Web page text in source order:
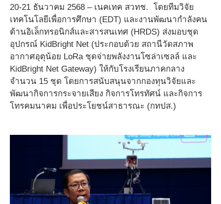
20-21 ธันวาคม 2568 – เนคเทค สวทช. โดยทีมวิจัย
เทคโนโลยีเพื่อการศึกษา (EDT) และงานพัฒนากำลังคน
ด้านอิเล็กทรอนิกส์และสารสนเทศ (HRDS) ส่งมอบชุด
อุปกรณ์ KidBright Net (ประกอบด้วย สถานีวัดสภาพ
อากาศอุตุน้อย LoRa ชุดจ่ายพลังงานโซล่าเซลล์ และ
KidBright Net Gateway) ให้กับโรงเรียนภาคกลาง
จำนวน 15 ชุด โดยการสนับสนุนจากกองทุนวิจัยและ
พัฒนากิจการกระจายเสียง กิจการโทรทัศน์ และกิจการ
โทรคมนาคม เพื่อประโยชน์สาธารณะ (กทปส.)